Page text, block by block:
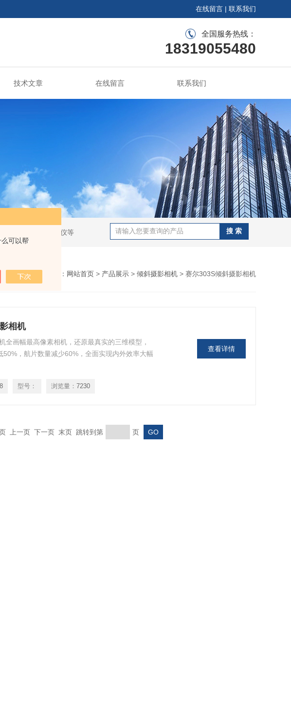
可以帮
在线留言 | 联系我们
全国服务热线：
18319055480
技术文章 在线留言 联系我们
仪，经纬仪，水准仪等
您的位置： 网站首页 > 产品展示 > 倾斜摄影相机 > 赛尔303S倾斜摄影相机
相机
全画幅最高像素相机，还原最真实的三维模型，
50%，航片数量减少60%，全面实现内外效率大幅
型号： 浏览量： 7230
查看详情
上一页 下一页 末页 跳转到第 页